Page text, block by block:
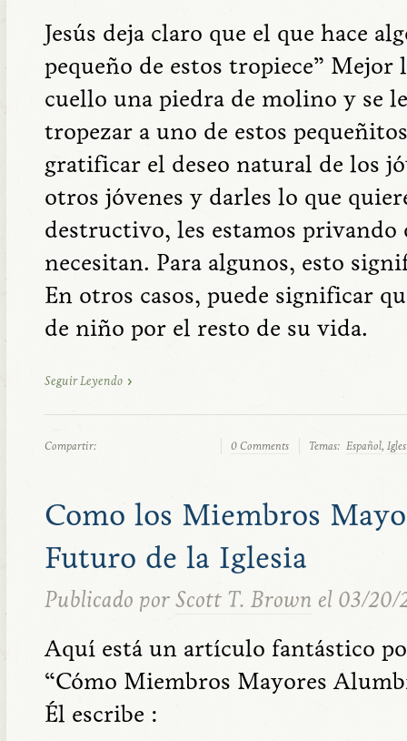
Jesús deja claro que el que hace
pequeño de estos tropiece” Mejor
cuello una piedra de molino y se
tropezar a uno de estos
gratificar el deseo natural de los
otros jóvenes y darles lo que
destructivo, les estamos privando
necesitan. Para algunos, esto
En otros casos, puede significar
de niño por el resto de su vida.
Seguir Leyendo
Compartir: 0 Comments Temas: Español,
Como los Miembros
Futuro de la Iglesia
Publicado porScott T. Brown el 03/20/
Aquí está un artículo fantástico
“Cómo Miembros Mayores
Él escribe :